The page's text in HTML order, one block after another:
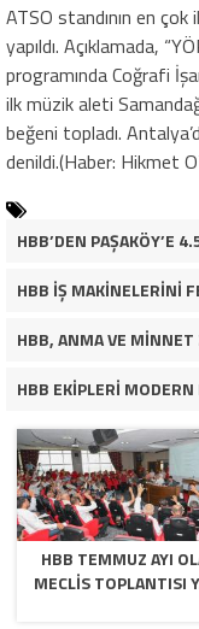
ATSO standının en çok
yapıldı. Açıklamada,
programında Coğrafi
ilk müzik aleti
beğeni topladı.
denildi.(Haber: Hikmet
HBB’DEN PAŞAKÖY’E
HBB İŞ MAKİNELERİNİ
HBB, ANMA VE MİNNET
HBB EKİPLERİ
HBB TEMMUZ AYI
MECLİS TOPLANTISI